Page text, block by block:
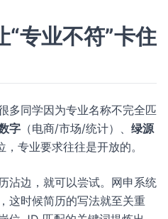
“专业不符”卡住
多同学因为专业名称不完全匹
字 （电商/市场/统计）、 绿源
专业要求往往是开放的。
沾边，就可以尝试。网申系统
这时候简历的写法就至关重